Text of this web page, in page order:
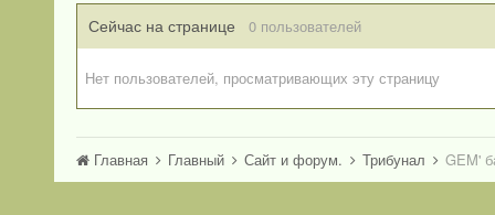
Сейчас на странице 0 пользователей
Нет пользователей, просматривающих эту страницу
Главная Главный Сайт и форум. Трибунал GEM'